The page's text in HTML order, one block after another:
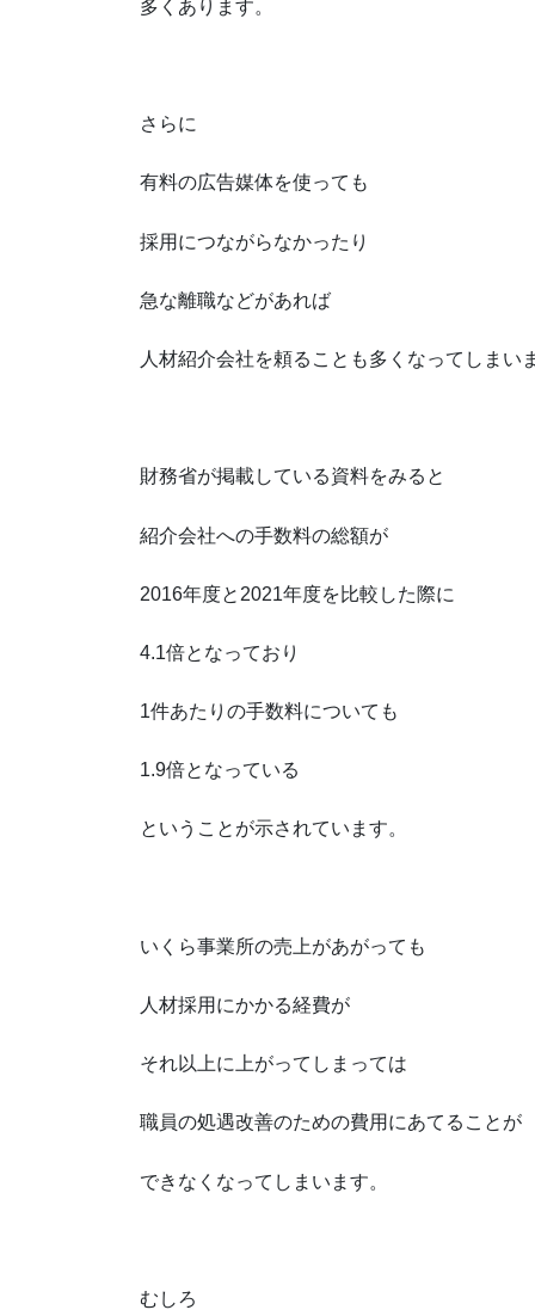
多くあります。
さらに
有料の広告媒体を使っても
採用につながらなかったり
急な離職などがあれば
人材紹介会社を頼ることも多くなってしまい
財務省が掲載している資料をみると
紹介会社への手数料の総額が
2016年度と2021年度を比較した際に
4.1倍となっており
1件あたりの手数料についても
1.9倍となっている
ということが示されています。
いくら事業所の売上があがっても
人材採用にかかる経費が
それ以上に上がってしまっては
職員の処遇改善のための費用にあてることが
できなくなってしまいます。
むしろ